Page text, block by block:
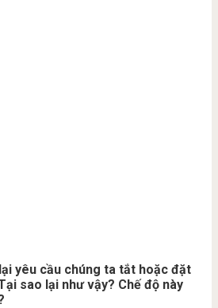
yêu cầu chúng ta tắt hoặc đặt
sao lại như vậy? Chế độ này